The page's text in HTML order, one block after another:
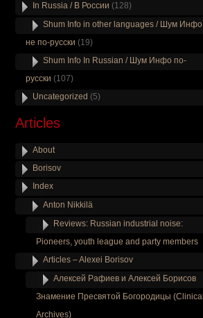
In Russia / В России (128)
Shum Info in other languages / Шум Инфо
не по-русски (19)
Shum Info In Russian / Шум Инфо по-
русски (107)
Uncategorized (5)
Articles
About
Borisov
Index
Anton Nikkilä
Reviews: Russian industrial noise:
Pioneers, youth league and party members
Articles – Alexei Borisov
Алексей Рафиев и Алексей Борисов
Знамение Пресвятой Богородицы (Clinical
Archives)